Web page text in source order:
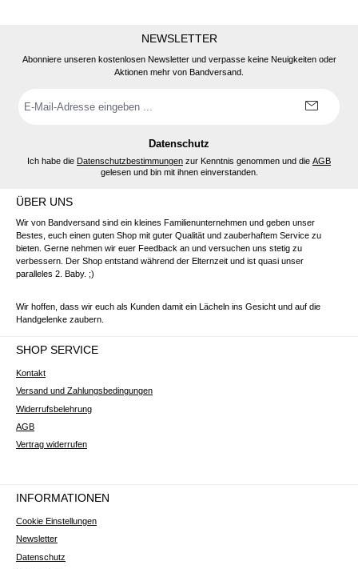
NEWSLETTER
Abonniere unseren kostenlosen Newsletter und verpasse keine Neuigkeiten oder
Aktionen mehr von Bandversand.
Mail-
Datenschutz
Ich habe die Datenschutzbestimmungen zur Kenntnis genommen und die AGB
gelesen und bin mit ihnen einverstanden.
ÜBER UNS
Wir von Bandversand sind ein kleines Familienunternehmen und geben unser
Bestes, euch einen guten Shop mit guter Qualität und zauberhaftem Service zu
bieten. Gerne nehmen wir euer Feedback an und versuchen uns stetig zu
verbessern. Der Shop entstand während der Elternzeit und ist quasi unser
paralleles 2. Baby. ;)
Wir hoffen, dass wir euch als Kunden damit ein Lächeln ins Gesicht und auf die
Handgelenke zaubern.
SHOP SERVICE
Kontakt
Versand und Zahlungsbedingungen
Widerrufsbelehrung
AGB
Vertrag widerrufen
INFORMATIONEN
Cookie Einstellungen
Newsletter
Datenschutz